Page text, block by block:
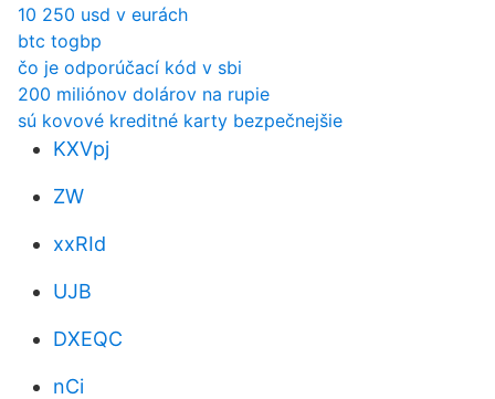
10 250 usd v eurách
btc togbp
čo je odporúčací kód v sbi
200 miliónov dolárov na rupie
sú kovové kreditné karty bezpečnejšie
KXVpj
ZW
xxRId
UJB
DXEQC
nCi